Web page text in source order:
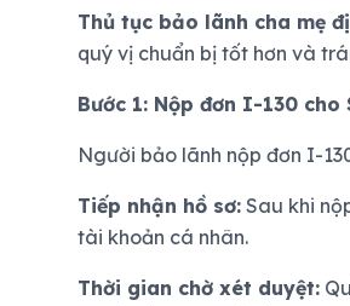
Thủ tục bảo lãnh cha mẹ
quý vị chuẩn bị tốt hơn và
Bước 1: Nộp đơn I-130 cho
Người bảo lãnh nộp đơn I-
Tiếp nhận hồ sơ: Sau khi
tài khoản cá nhân.
Thời gian chờ xét duyệt: